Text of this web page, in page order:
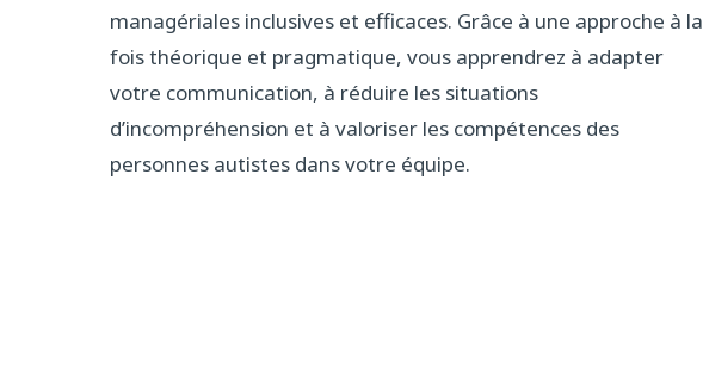
managériales inclusives et efficaces. Grâce à une approche à la
fois théorique et pragmatique, vous apprendrez à adapter
votre communication, à réduire les situations
d’incompréhension et à valoriser les compétences des
personnes autistes dans votre équipe.